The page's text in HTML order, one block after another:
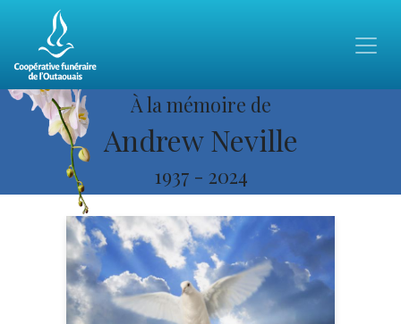
À la mémoire de
Andrew Neville
1937 - 2024